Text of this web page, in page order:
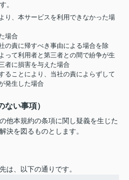
。
り、本サービスを利用できなかった場
場合
の責に帰すべき事由による場合を除
って利用者と第三者との間で紛争が生
者に損害を与えた場合
ることにより、当社の責によらずして
発生した場合
い事項）
他本規約の条項に関し疑義を生じた
決を図るものとします。
は、以下の通りです。